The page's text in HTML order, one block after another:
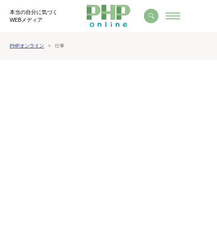
本当の自分に気づく
WEBメディア
PHPオンライン 仕事